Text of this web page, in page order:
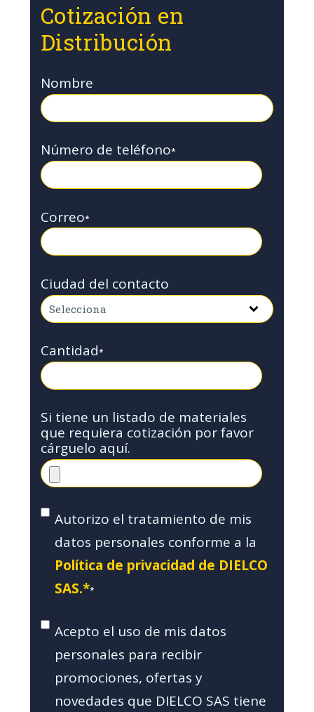
Cotización en
Distribución
Nombre
Número de teléfono*
Correo*
Ciudad del contacto
Cantidad*
Si tiene un listado de materiales
que requiera cotización por favor
cárguelo aquí.
Autorizo el tratamiento de mis
datos personales conforme a la
Política de privacidad de DIELCO
SAS.**
Acepto el uso de mis datos
personales para recibir
promociones, ofertas y
novedades que DIELCO SAS tiene